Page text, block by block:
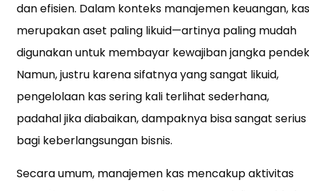
dan efisien. Dalam konteks manajemen keuangan, kas
merupakan aset paling likuid—artinya paling mudah
digunakan untuk membayar kewajiban jangka
Namun, justru karena sifatnya yang sangat likuid,
pengelolaan kas sering kali terlihat sederhana,
padahal jika diabaikan, dampaknya bisa sangat serius
bagi keberlangsungan bisnis.
Secara umum, manajemen kas mencakup aktivitas